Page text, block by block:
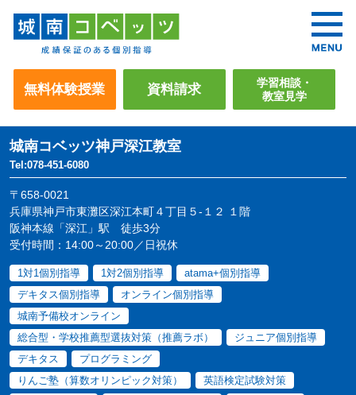
無料体験授業 資料請求
学習相談・
教室見学
城南コベッツ神戸深江教室
Tel:078-451-6080
〒658-0021
兵庫県神戸市東灘区深江本町４丁目５-１２ １階
阪神本線「深江」駅 徒歩3分
受付時間：14:00～20:00／日祝休
1対1個別指導 1対2個別指導
atama+個別指導
デキタス個別指導
オンライン個別指導
城南予備校オンライン
総合型・学校推薦型選抜対策（推薦ラボ）
ジュニア個別指導
デキタス
プログラミング
りんご塾（算数オリンピック対策）
英語検定試験対策